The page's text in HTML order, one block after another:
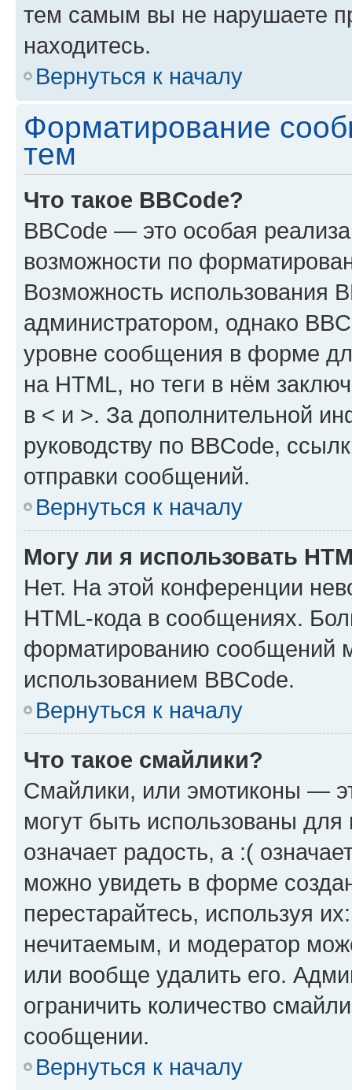
тем самым вы не нарушаете
находитесь.
Вернуться к началу
Форматирование
тем
Что такое BBCode?
BBCode — это особая
возможности по
Возможность использования
администратором, однако
уровне сообщения в форме
на HTML, но теги в нём
в < и >. За дополнительной
руководству по BBCode,
отправки сообщений.
Вернуться к началу
Могу ли я использовать
Нет. На этой конференции
HTML-кода в сообщениях.
форматированию сообщений
использованием BBCode.
Вернуться к началу
Что такое смайлики?
Смайлики, или эмотиконы —
могут быть использованы
означает радость, а :(
можно увидеть в форме
перестарайтесь, используя
нечитаемым, и модератор
или вообще удалить его.
ограничить количество
сообщении.
Вернуться к началу